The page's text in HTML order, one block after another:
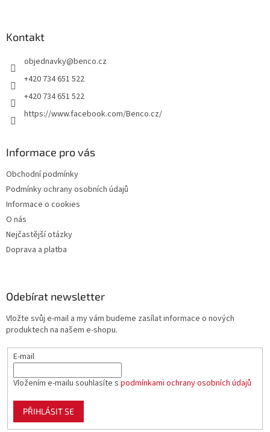
Kontakt
objednavky@benco.cz
+420 734 651 522
+420 734 651 522
https://www.facebook.com/Benco.cz/
Informace pro vás
Obchodní podmínky
Podmínky ochrany osobních údajů
Informace o cookies
O nás
Nejčastější otázky
Doprava a platba
Odebírat newsletter
Vložte svůj e-mail a my vám budeme zasílat informace o nových
produktech na našem e-shopu.
E-mail
Vložením e-mailu souhlasíte s podmínkami ochrany osobních údajů
PŘIHLÁSIT SE